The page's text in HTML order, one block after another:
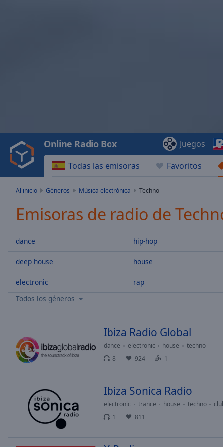
Video
Play
Backward
Skip
Current
Time0:00
Duration
0.00%
Stream
Type LIVE
LIVE
Remaining
Time-
Playback
Todas las emisoras Favoritos
Online Radio Box Juegos
Al inicio Géneros Música electrónica Techno
Emisoras de radio de
dance
deep house
electronic
hip-hop
house
rap
Todos los géneros
Ibiza Radio Global
dance electronic house
techno
8
924 1
Ibiza Sonica Radio
electronic trance house techno
1
811